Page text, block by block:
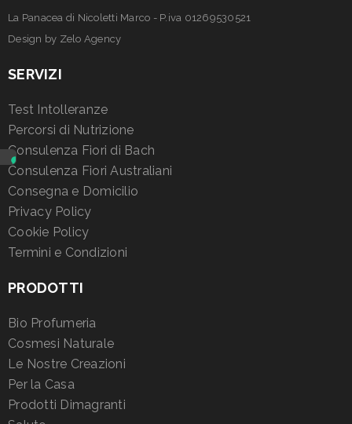
La Panacea di Nicoletti Marco - P.iva 01269530521
Design by Zelo Agency
SERVIZI
Test Intolleranze
Percorsi di Nutrizione
Consulenza Fiori di Bach
Consulenza Fiori Australiani
Consegna e Domicilio
Privacy Policy
Cookie Policy
Termini e Condizioni
PRODOTTI
Bio Profumeria
Cosmesi Naturale
Le Nostre Creazioni
Per la Casa
Prodotti Dimagranti